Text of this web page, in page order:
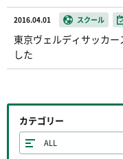
2016.04.01 スクール
東京ヴェルディサッカ
した
カテゴリー
ALL